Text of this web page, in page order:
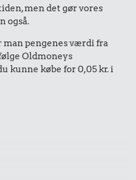
men det gør vores
også.
pengenes værdi fra
Oldmoneys
kunne købe for 0,05 kr. i